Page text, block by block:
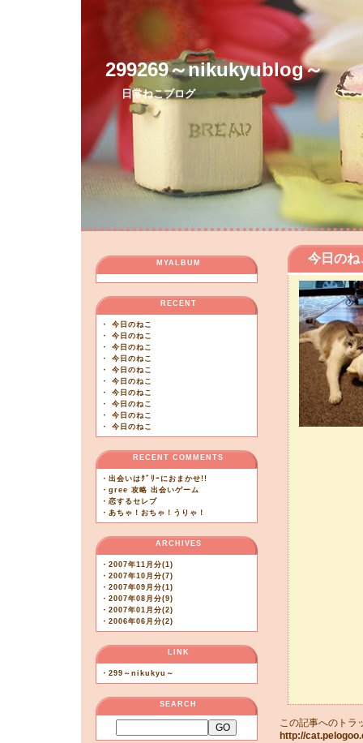
299269～nikukyublog～
日常ねこブログ
MYALBUM
RECENT
・
今日のねこ
・
今日のねこ
・
今日のねこ
・
今日のねこ
・
今日のねこ
・
今日のねこ
・
今日のねこ
・
今日のねこ
・
今日のねこ
・
今日のねこ
RECENT COMMENTS
・ 出会いはｸﾞﾘｰにおまかせ!!
・ gree 攻略 出会いゲーム
・ 恋するセレブ
・ あちゃ！おちゃ！うりゃ！
ARCHIVES
・ 2007年11月分(1)
・ 2007年10月分(7)
・ 2007年09月分(1)
・ 2007年08月分(9)
・ 2007年01月分(2)
・ 2006年06月分(2)
LINK
・ 299～nikukyu～
SEARCH
今日のね
この記事へのトラ
http://